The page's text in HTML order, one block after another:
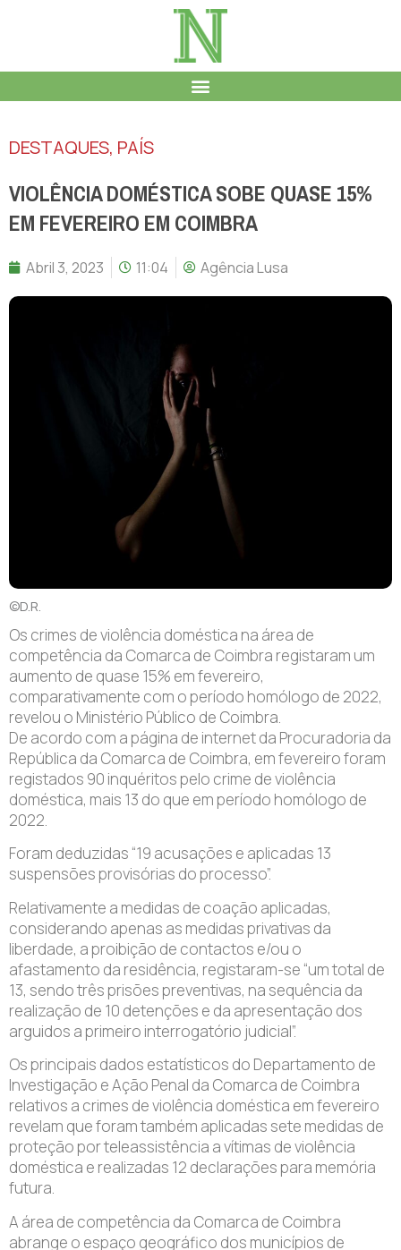
DESTAQUES, PAÍS
VIOLÊNCIA DOMÉSTICA SOBE QUASE 15%
EM FEVEREIRO EM COIMBRA
Abril 3, 2023 11:04 Agência Lusa
©D.R.
Os crimes de violência doméstica na área de
competência da Comarca de Coimbra registaram um
aumento de quase 15% em fevereiro,
comparativamente com o período homólogo de 2022,
revelou o Ministério Público de Coimbra.
De acordo com a página de internet da Procuradoria da
República da Comarca de Coimbra, em fevereiro foram
registados 90 inquéritos pelo crime de violência
doméstica, mais 13 do que em período homólogo de
2022.
Foram deduzidas “19 acusações e aplicadas 13
suspensões provisórias do processo”.
Relativamente a medidas de coação aplicadas,
considerando apenas as medidas privativas da
liberdade, a proibição de contactos e/ou o
afastamento da residência, registaram-se “um total de
13, sendo três prisões preventivas, na sequência da
realização de 10 detenções e da apresentação dos
arguidos a primeiro interrogatório judicial”.
Os principais dados estatísticos do Departamento de
Investigação e Ação Penal da Comarca de Coimbra
relativos a crimes de violência doméstica em fevereiro
revelam que foram também aplicadas sete medidas de
proteção por teleassistência a vítimas de violência
doméstica e realizadas 12 declarações para memória
futura.
A área de competência da Comarca de Coimbra
abrange o espaço geográfico dos municípios de